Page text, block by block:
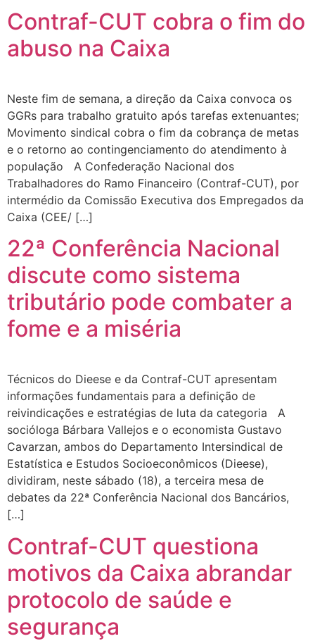
Contraf-CUT cobra o fim do
abuso na Caixa
Neste fim de semana, a direção da Caixa convoca os
GGRs para trabalho gratuito após tarefas extenuantes;
Movimento sindical cobra o fim da cobrança de metas
e o retorno ao contingenciamento do atendimento à
população A Confederação Nacional dos
Trabalhadores do Ramo Financeiro (Contraf-CUT), por
intermédio da Comissão Executiva dos Empregados da
Caixa (CEE/ […]
22ª Conferência Nacional
discute como sistema
tributário pode combater a
fome e a miséria
Técnicos do Dieese e da Contraf-CUT apresentam
informações fundamentais para a definição de
reivindicações e estratégias de luta da categoria A
socióloga Bárbara Vallejos e o economista Gustavo
Cavarzan, ambos do Departamento Intersindical de
Estatística e Estudos Socioeconômicos (Dieese),
dividiram, neste sábado (18), a terceira mesa de
debates da 22ª Conferência Nacional dos Bancários,
[…]
Contraf-CUT questiona
motivos da Caixa abrandar
protocolo de saúde e
segurança